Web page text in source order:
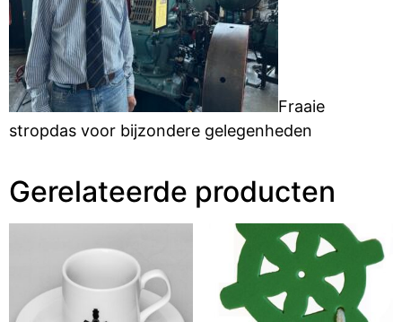
Fraaie
stropdas voor bijzondere gelegenheden
Gerelateerde producten